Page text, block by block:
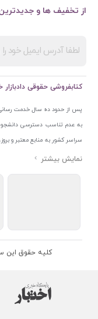
از تخفیف ها و
کتابفروشی حقوقی
پس از حدود ده سال خدمت رسانی
به عدم تناسب دسترسی
سراسر کشور به منابع معتبر و
ای اختبار خدمتی جدید به جامعه
اتحادیه ناشران و کتابفروشان
معتبری از کتاب های حقوقی را به
اندازی کردیم تا علاقمندان
کلیه حقوق این